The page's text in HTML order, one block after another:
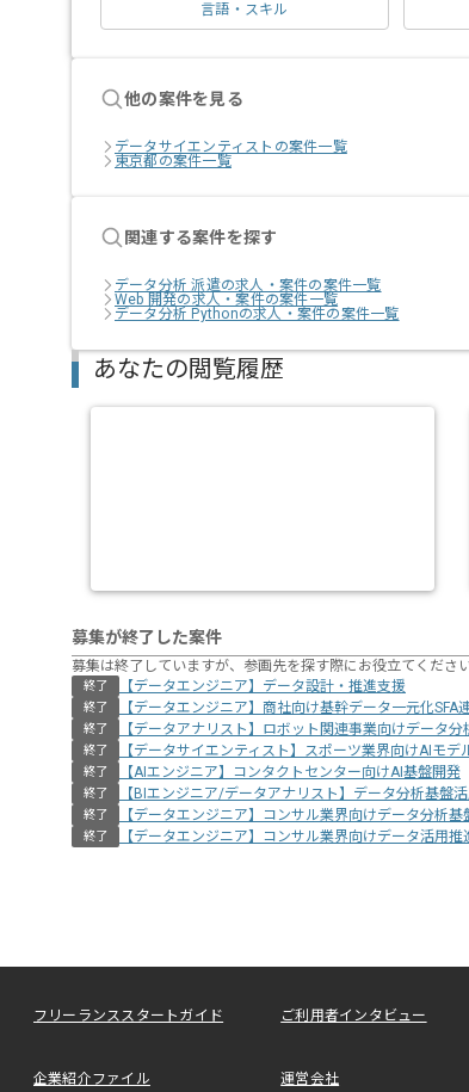
言語・スキル
他の案件を見る
データサイエンティストの案件一覧
東京都の案件一覧
関連する案件を探す
データ分析 派遣の求人・案件の案件一覧
Web 開発の求人・案件の案件一覧
データ分析 Pythonの求人・案件の案件一覧
あなたの閲覧履歴
募集が終了した案件
募集は終了していますが、参画先を探す際にお役立てくださ
終了 【データエンジニア】データ設計・推進支援
終了 【データエンジニア】商社向け基幹データ一元化SFA
終了 【データアナリスト】ロボット関連事業向けデータ分
終了 【データサイエンティスト】スポーツ業界向けAIモデ
終了 【AIエンジニア】コンタクトセンター向けAI基盤開発
終了 【BIエンジニア/データアナリスト】データ分析基盤
終了 【データエンジニア】コンサル業界向けデータ分析基
終了 【データエンジニア】コンサル業界向けデータ活用推
フリーランススタートガイド ご利用者インタビュー
企業紹介ファイル 運営会社